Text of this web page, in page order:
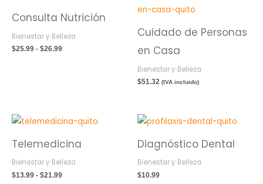
Consulta Nutrición
Bienestar y Belleza
$25.99 - $26.99
desde
hasta
$26.99
Cuidado de Personas
en Casa
Bienestar y Belleza
$51.32 (IVA incluido)
Telemedicina
Bienestar y Belleza
$13.99 - $21.99
Rango
desde
hasta
$21.99
Diagnóstico Dental
Bienestar y Belleza
$10.99